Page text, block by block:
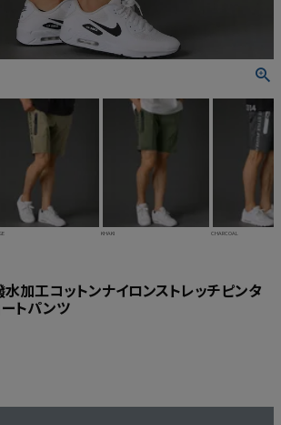
KHAKI CHARCOAL
加工コットンナイロンストレッチピンタ
トパンツ